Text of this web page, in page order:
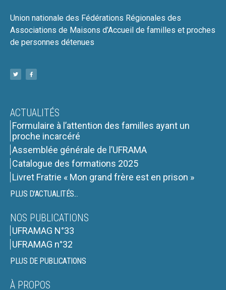
Union nationale des Fédérations Régionales des
Associations de Maisons d'Accueil de familles et proches
de personnes détenues
ACTUALITÉS
Formulaire à l’attention des familles ayant un
proche incarcéré
Assemblée générale de l’UFRAMA
Catalogue des formations 2025
Livret Fratrie « Mon grand frère est en prison »
PLUS D'ACTUALITÉS...
NOS PUBLICATIONS
UFRAMAG N°33
UFRAMAG n°32
PLUS DE PUBLICATIONS
À PROPOS